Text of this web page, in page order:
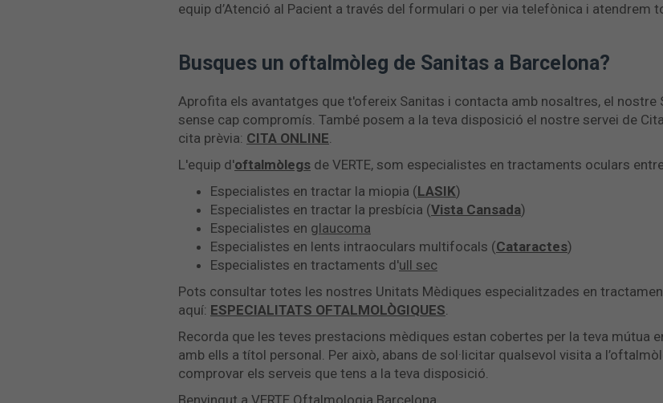
equip d’Atenció al Pacient a través del formulari o per via telefònica i atendrem
Busques un oftalmòleg de Sanitas a Barcelona?
Aprofita els avantatges que t'ofereix Sanitas i contacta amb nosaltres, el nostre
sense cap compromís. També posem a la teva disposició el nostre servei de
cita prèvia: CITA ONLINE.
L'equip d'oftalmòlegs de VERTE, som especialistes en tractaments oculars
Especialistes en tractar la miopia (LASIK)
Especialistes en tractar la presbícia (Vista Cansada)
Especialistes en glaucoma
Especialistes en lents intraoculars multifocals (Cataractes)
Especialistes en tractaments d'ull sec
Pots consultar totes les nostres Unitats Mèdiques especialitzades en
aquí: ESPECIALITATS OFTALMOLÒGIQUES.
Recorda que les teves prestacions mèdiques estan cobertes per la teva mútua
amb ells a títol personal. Per això, abans de sol·licitar qualsevol visita a
comprovar els serveis que tens a la teva disposició.
Benvingut a VERTE Oftalmologia Barcelona.